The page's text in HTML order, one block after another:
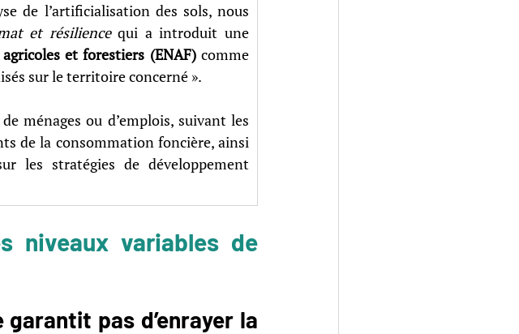
de l’artificialisation des sols, nous
et résilience qui a introduit une
et forestiers (ENAF) comme
sur le territoire concerné ».
ménages ou d’emplois, suivant les
de la consommation foncière, ainsi
les stratégies de développement
niveaux variables de
garantit pas d’enrayer la